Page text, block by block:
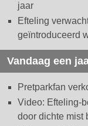
jaar
Efteling
geïntroduceerd
Vandaag een
Pretparkfan
Video: Efteling-
door dichte mist